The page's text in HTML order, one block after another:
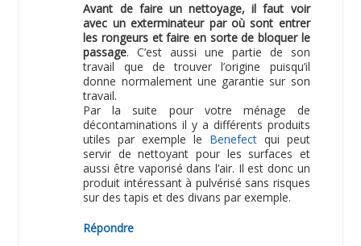
Avant de faire un nettoyage, il faut voir
avec un exterminateur par où sont entrer
les rongeurs et faire en sorte de bloquer le
passage. C’est aussi une partie de son
travail que de trouver l’origine puisqu’il
donne normalement une garantie sur son
travail.
Par la suite pour votre ménage de
décontaminations il y a différents produits
utiles par exemple le Benefectqui peut
servir de nettoyant pour les surfaces et
aussi être vaporisé dans l’air. Il est donc un
produit intéressant à pulvérisé sans risques
sur des tapis et des divans par exemple.
Répondre